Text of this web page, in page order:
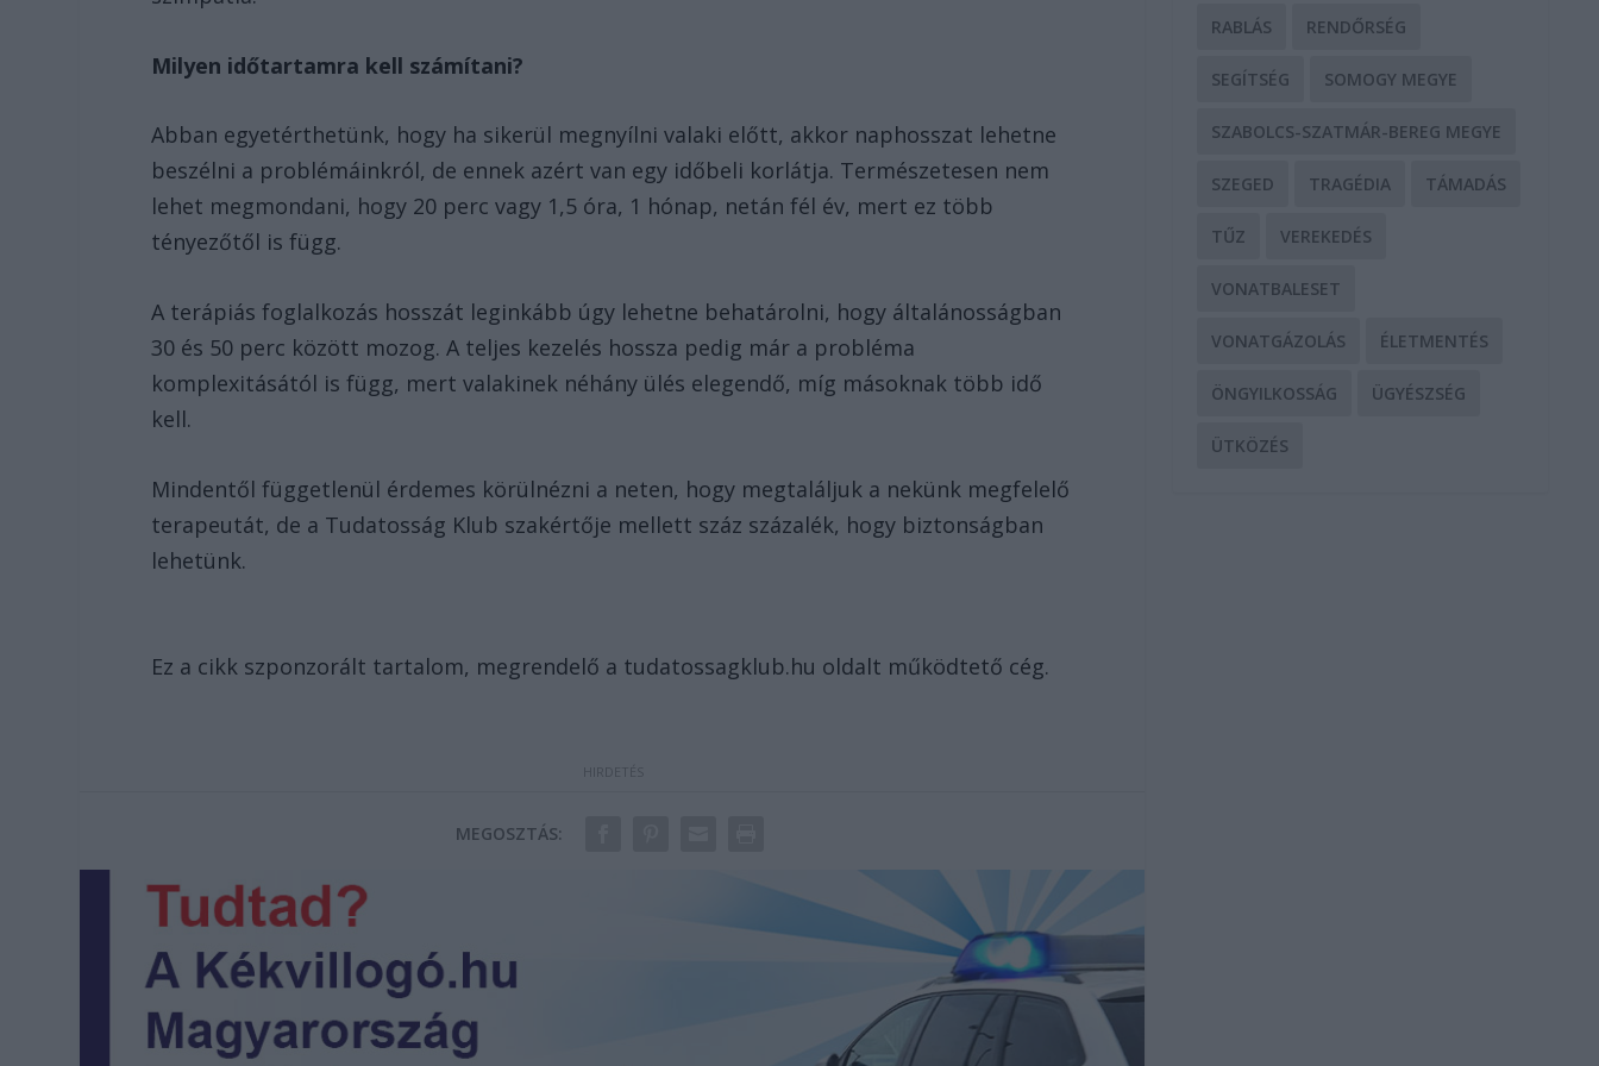
Milyen időtartamra kell számítani?
Abban egyetérthetünk, hogy ha sikerül megnyílni valaki előtt, akkor naphosszat lehetne
beszélni a problémáinkról, de ennek azért van egy időbeli korlátja. Természetesen nem
lehet megmondani, hogy 20 perc vagy 1,5 óra, 1 hónap, netán fél év, mert ez több
tényezőtől is függ.
A terápiás foglalkozás hosszát leginkább úgy lehetne behatárolni, hogy általánosságban
30 és 50 perc között mozog. A teljes kezelés hossza pedig már a probléma
komplexitásától is függ, mert valakinek néhány ülés elegendő, míg másoknak több idő
kell.
Mindentől függetlenül érdemes körülnézni a neten, hogy megtaláljuk a nekünk megfelelő
terapeutát, de a Tudatosság Klub szakértője mellett száz százalék, hogy biztonságban
lehetünk.
Ez a cikk szponzorált tartalom, megrendelő a tudatossagklub.hu oldalt működtető cég.
MEGOSZTÁS:
RABLÁS RENDŐRSÉG
SEGÍTSÉG SOMOGY MEGYE
SZABOLCS-SZATMÁR-BEREG MEGYE
SZEGED TRAGÉDIA TÁMADÁS
TŰZ VEREKEDÉS
VONATBALESET
VONATGÁZOLÁS ÉLETMENTÉS
ÖNGYILKOSSÁG ÜGYÉSZSÉG
ÜTKÖZÉS